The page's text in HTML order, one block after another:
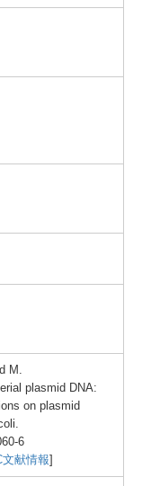
d M.
rial plasmid DNA:
on plasmid
6
文献情報